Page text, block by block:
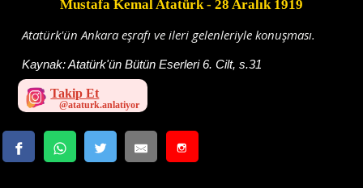
Mustafa Kemal Atatürk - 28 Aralık 1919
Atatürk'ün Ankara eşrafı ve ileri gelenleriyle konuşması.
Kaynak:Atatürk'ün Bütün Eserleri 6. Cilt, s.31
Takip Et